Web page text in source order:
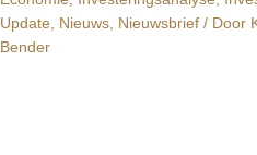
Update, Nieuws, Nieuwsbrief/ Door
Bender